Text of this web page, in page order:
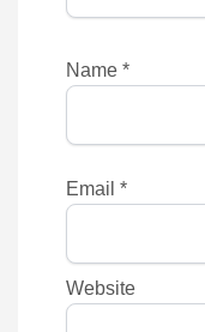
Name *
Email *
Website